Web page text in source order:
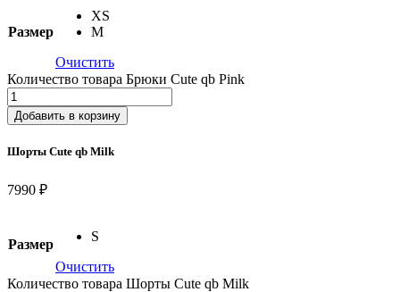
Размер
XS
M
Очистить
Количество товара Брюки Cute qb Pink
Добавить в корзину
Шорты Cute qb Milk
7990 ₽
Размер
S
Очистить
Количество товара Шорты Cute qb Milk